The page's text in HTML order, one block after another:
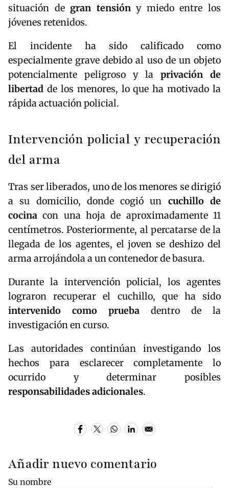
situación degran tensióny miedo entre los
jóvenes retenidos.
El incidente ha sido calificado como
especialmente grave debido al uso de un objeto
potencialmente peligroso y la privación de
libertad de los menores, lo que ha motivado la
rápida actuación policial.
Intervención policial y recuperación
del arma
Tras ser liberados, uno de los menores se dirigió
a su domicilio, donde cogió un cuchillo de
cocina con una hoja de aproximadamente 11
centímetros. Posteriormente, al percatarse de la
llegada de los agentes, el joven se deshizo del
arma arrojándola a un contenedor de basura.
Durante la intervención policial, los agentes
lograron recuperar el cuchillo, que ha sido
intervenido como prueba dentro de la
investigación en curso.
Las autoridades continúan investigando los
hechos para esclarecer completamente lo
ocurrido y determinar posibles
responsabilidades adicionales.
Añadir nuevo comentario
Su nombre